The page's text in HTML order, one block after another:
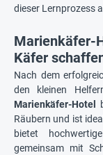
dieser Lernprozess
Marienkäfer-
Käfer
Nach dem
den kleinen
Marienkäfer-Hotel
Räubern und ist
bietet
gemeinsam mit